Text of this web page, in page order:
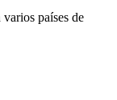
países de